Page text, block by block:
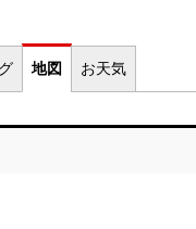
地図 お天気